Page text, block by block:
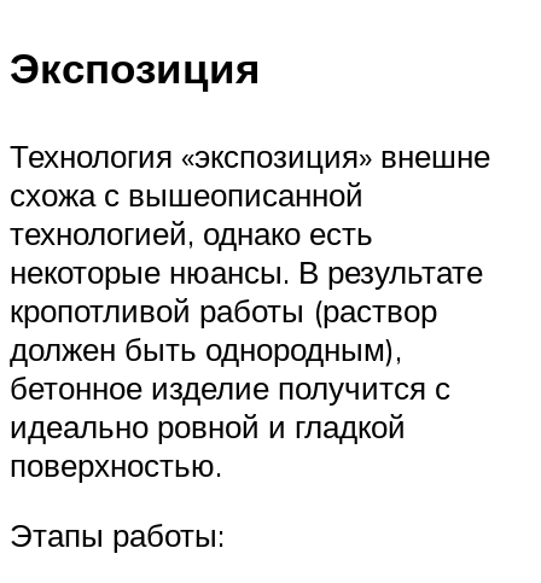
Экспозиция
Технология «экспозиция» внешне
схожа с вышеописанной
технологией, однако есть
некоторые нюансы. В результате
кропотливой работы (раствор
должен быть однородным),
бетонное изделие получится с
идеально ровной и гладкой
поверхностью.
Этапы работы: